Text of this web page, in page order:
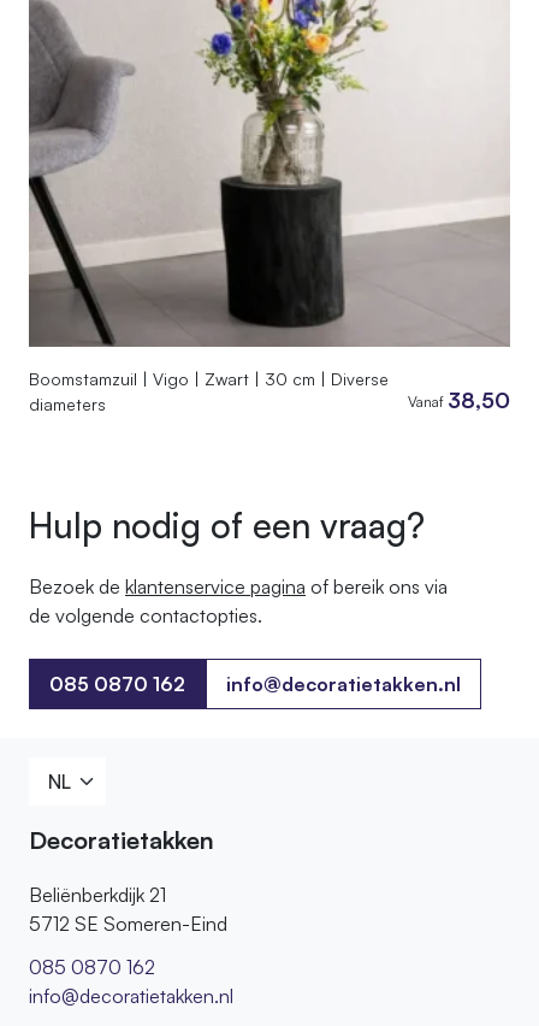
Boomstamzuil | Vigo | Zwart | 30 cm | Diverse
diameters
Vanaf 38,50
Hulp nodig of een vraag?
Bezoek de klantenservice pagina of bereik ons ​​via
de volgende contactopties.
085 0870 162
085 0870 162
info@decoratietakken.nl
Decoratietakken
Beliënberkdijk 21
5712 SE Someren-Eind
085 0870 162
info@decoratietakken.nl